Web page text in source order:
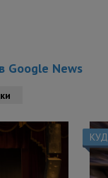
Google News